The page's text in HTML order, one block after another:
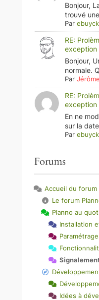
Bonjour,
trouvé
Parebuyck
RE:
exception
Bonjour,
normale.
Par
RE:
exception
En ne
sur la
Parebuyck
Forums
Accueil du forum
Le forum
Planno au
Installation
Idées à